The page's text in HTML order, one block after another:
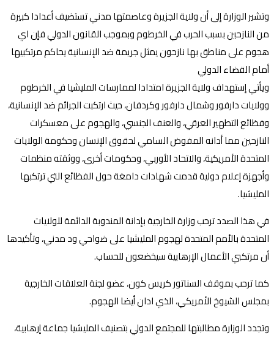
وتشير الوزارة إلى أن ولاية الجزيرة وعاصمتها مدني تستضيف أعدادا كبيرة
من النازحين بسبب الحرب في الخرطوم وبموجب القانون الدولي فإن اي
هجوم على مناطق بها نازحون يمثل جريمة ضد الإنسانية يحاكم مرتكبيها
أمام القضاء الدولي
ويأتي إستهداف ولاية الجزيرة امتدادا لممارسات المليشيا في الخرطوم
وولايات دارفور وشمال دارفور وكردفان، حيث ارتكبت الجرائم ضد الإنسانية،
وفظائع التطهير العرقي، والعنف الجنسي، والهجوم على معسكرات
النازحين مما أدانه المفوض السامي لحقوق الإنسان وحكومة الولايات
المتحدة الأمريكية، والاتحاد الأوربي، وحكومات أخرى، ووثقته منظمات
وأجهزة إعلام دولية قدمت شهادات دامغة حول الفظائع التي ترتكبها
المليشيا.
في هذا الصدد ترحب وزارة الخارجية بإدانة المندوبة الدائمة للولايات
المتحدة بالأمم المتحدة لهجوم المليشيا على ضواحي ود مدني، وتأكيدها
أن مرتكبي الأعمال الإرهابية سيخضعون للحساب.
كما ترحب بموقف السناتور كريس كون، عضو لجنة العلاقات الخارجية
بمجلس الشيوخ الأمريكي، الذي ادان أيضا الهجوم.
وتجدد الوزارة مطالبتها للمجتمع الدولي بتصنيف المليشيا جماعة إرهابية،